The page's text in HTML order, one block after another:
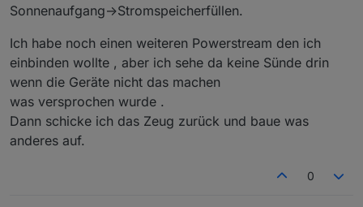
Sonnenaufgang->Stromspeicherfüllen.
Ich habe noch einen weiteren Powerstream den ich
einbinden wollte , aber ich sehe da keine Sünde drin
wenn die Geräte nicht das machen
was versprochen wurde .
Dann schicke ich das Zeug zurück und baue was
anderes auf.
0